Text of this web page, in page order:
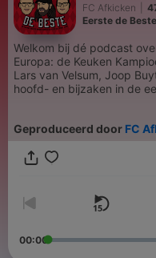
FC Afkicken
Eerste de
Welkom bij dé podcast
Europa: de Keuken
Lars van Velsum, Joop
hoofd- en bijzaken in de
Geproduceerd door FC
00:00